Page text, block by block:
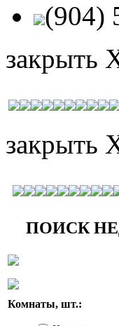
(904)
закрыть
закрыть
ПОИСК
Комнаты, шт.: